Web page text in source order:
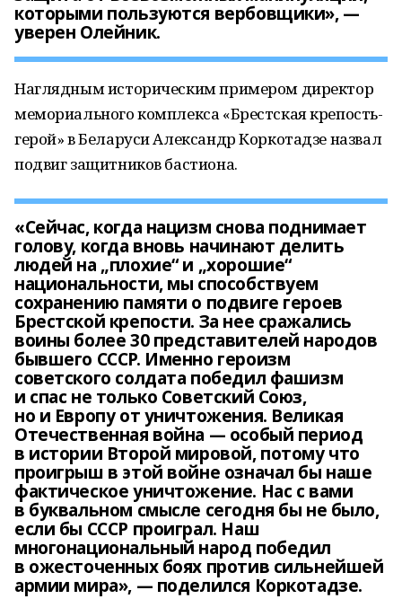
которыми пользуются вербовщики», —
уверен Олейник.
Наглядным историческим примером директор
мемориального комплекса «Брестская крепость-
герой» в Беларуси Александр Коркотадзе назвал
подвиг защитников бастиона.
«Сейчас, когда нацизм снова поднимает
голову, когда вновь начинают делить
людей на „плохие“ и „хорошие“
национальности, мы способствуем
сохранению памяти о подвиге героев
Брестской крепости. За нее сражались
воины более 30 представителей народов
бывшего СССР. Именно героизм
советского солдата победил фашизм
и спас не только Советский Союз,
но и Европу от уничтожения. Великая
Отечественная война — особый период
в истории Второй мировой, потому что
проигрыш в этой войне означал бы наше
фактическое уничтожение. Нас с вами
в буквальном смысле сегодня бы не было,
если бы СССР проиграл. Наш
многонациональный народ победил
в ожесточенных боях против сильнейшей
армии мира», — поделился Коркотадзе.